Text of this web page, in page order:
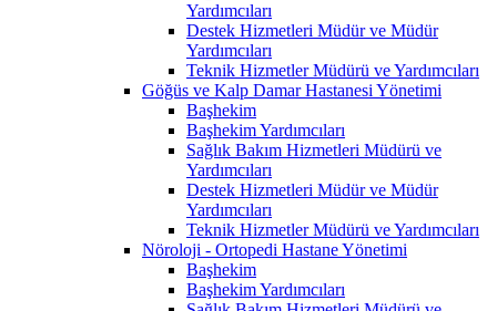
Yardımcıları
Destek Hizmetleri Müdür ve Müdür
Yardımcıları
Teknik Hizmetler Müdürü ve Yardımcıları
Göğüs ve Kalp Damar Hastanesi Yönetimi
Başhekim
Başhekim Yardımcıları
Sağlık Bakım Hizmetleri Müdürü ve
Yardımcıları
Destek Hizmetleri Müdür ve Müdür
Yardımcıları
Teknik Hizmetler Müdürü ve Yardımcıları
Nöroloji - Ortopedi Hastane Yönetimi
Başhekim
Başhekim Yardımcıları